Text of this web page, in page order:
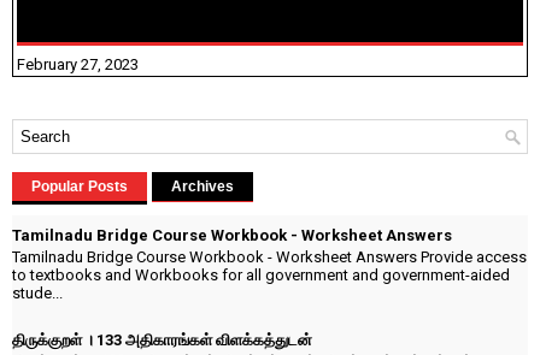
February 27, 2023
Popular Posts Archives
Tamilnadu Bridge Course Workbook - Worksheet Answers
Tamilnadu Bridge Course Workbook - Worksheet Answers Provide access
to textbooks and Workbooks for all government and government-aided
stude...
திருக்குறள் । 133 அதிகாரங்கள் விளக்கத்துடன்